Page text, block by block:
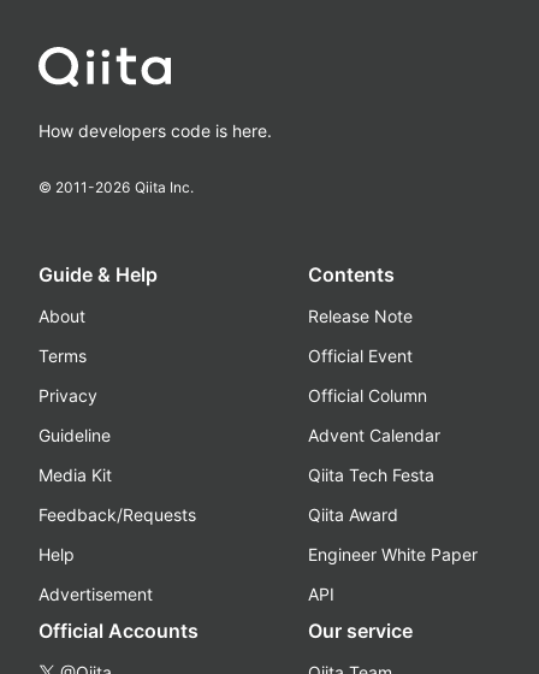
How developers code is here.
© 2011-2026 Qiita Inc.
Guide & Help
About
Terms
Privacy
Guideline
Media Kit
Feedback/Requests
Help
Advertisement
Contents
Release Note
Official Event
Official Column
Advent Calendar
Qiita Tech Festa
Qiita Award
Engineer White Paper
API
Official Accounts Our service